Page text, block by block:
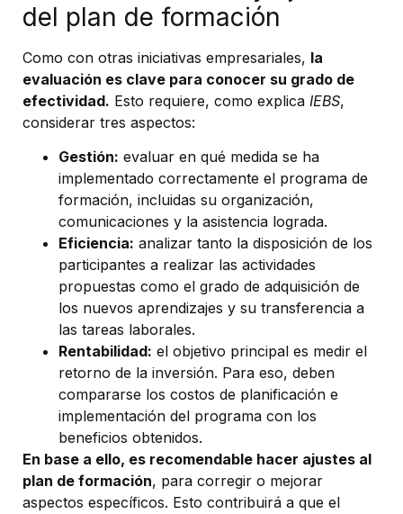
del plan de formación
Como con otras iniciativas empresariales, la
evaluación es clave para conocer su grado de
efectividad. Esto requiere, como explica IEBS,
considerar tres aspectos:
Gestión: evaluar en qué medida se ha
implementado correctamente el programa de
formación, incluidas su organización,
comunicaciones y la asistencia lograda.
Eficiencia: analizar tanto la disposición de los
participantes a realizar las actividades
propuestas como el grado de adquisición de
los nuevos aprendizajes y su transferencia a
las tareas laborales.
Rentabilidad: el objetivo principal es medir el
retorno de la inversión. Para eso, deben
compararse los costos de planificación e
implementación del programa con los
beneficios obtenidos.
En base a ello, es recomendable hacer ajustes al
plan de formación, para corregir o mejorar
aspectos específicos. Esto contribuirá a que el